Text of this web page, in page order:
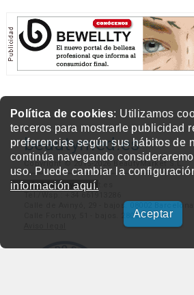
Política de cookies: Utilizamos
terceros para mostrarle publicidad
preferencias según sus hábitos de
continúa navegando
uso. Puede cambiar la
información aquí.
Aceptar
beautymed.es
Copyright © 2015-2026 BeautyMarket S.L.
info@beautymarket.es
Calle de Avinyó, 29 - bajos. 08002 Barcelona
Calle Fortuny, 51 - bajos. 28010 Madrid